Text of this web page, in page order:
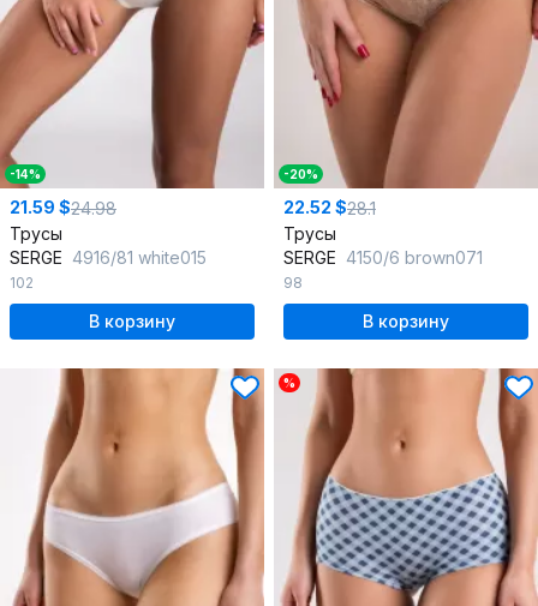
-14%
21.59 $24.98
Трусы
SERGE 4916/81 white015
102
В корзину
-20%
22.52 $28.1
Трусы
SERGE 4150/6 brown071
98
В корзину
%